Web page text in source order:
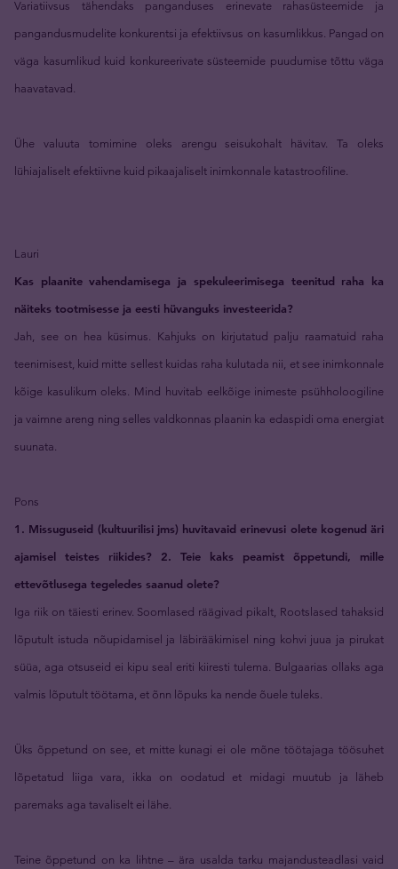
Variatiivsus tähendaks panganduses erinevate rahasüsteemide ja
pangandusmudelite konkurentsi ja efektiivsus on kasumlikkus. Pangad on
väga kasumlikud kuid konkureerivate süsteemide puudumise tõttu väga
haavatavad.
Ühe valuuta tomimine oleks arengu seisukohalt hävitav. Ta oleks
lühiajaliselt efektiivne kuid pikaajaliselt inimkonnale katastroofiline.
Lauri
Kas plaanite vahendamisega ja spekuleerimisega teenitud raha ka
näiteks tootmisesse ja eesti hüvanguks investeerida?
Jah, see on hea küsimus. Kahjuks on kirjutatud palju raamatuid raha
teenimisest, kuid mitte sellest kuidas raha kulutada nii, et see inimkonnale
kõige kasulikum oleks. Mind huvitab eelkõige inimeste psühholoogiline
ja vaimne areng ning selles valdkonnas plaanin ka edaspidi oma energiat
suunata.
Pons
1. Missuguseid (kultuurilisi jms) huvitavaid erinevusi olete kogenud äri
ajamisel teistes riikides? 2. Teie kaks peamist õppetundi, mille
ettevõtlusega tegeledes saanud olete?
Iga riik on täiesti erinev. Soomlased räägivad pikalt, Rootslased tahaksid
lõputult istuda nõupidamisel ja läbirääkimisel ning kohvi juua ja pirukat
süüa, aga otsuseid ei kipu seal eriti kiiresti tulema. Bulgaarias ollaks aga
valmis lõputult töötama, et õnn lõpuks ka nende õuele tuleks.
Üks õppetund on see, et mitte kunagi ei ole mõne töötajaga töösuhet
lõpetatud liiga vara, ikka on oodatud et midagi muutub ja läheb
paremaks aga tavaliselt ei lähe.
Teine õppetund on ka lihtne – ära usalda tarku majandusteadlasi vaid